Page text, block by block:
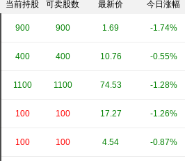
当前持股 可卖股数 最新价 今日涨幅
900 900 1.69 -1.74%
400 400 10.76 -0.55%
1100 1100 74.53 -1.28%
100 100 17.27 -1.26%
100 100 4.54 -0.87%